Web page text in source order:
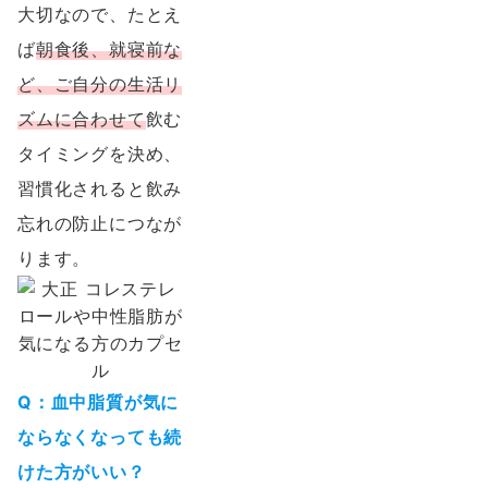
大切なので、たとえ
ば朝食後、就寝前な
ど、ご自分の生活リ
ズムに合わせて飲む
タイミングを決め、
習慣化されると飲み
忘れの防止につなが
ります。
Q：血中脂質が気に
ならなくなっても続
けた方がいい？